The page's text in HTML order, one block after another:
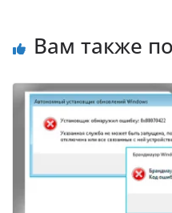
Вам также